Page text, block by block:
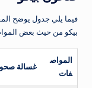
فيما يلي جدول يوضح
بيكو من حيث بعض
المواص
فات
غسالة